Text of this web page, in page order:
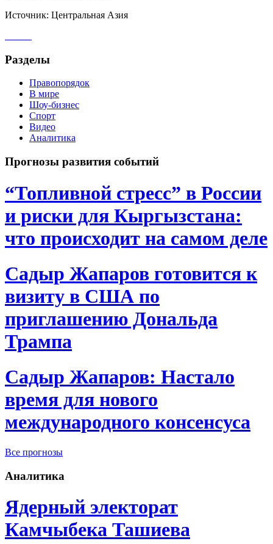
Источник: Центральная Азия
Разделы
Правопорядок
В мире
Шоу-бизнес
Спорт
Видео
Аналитика
Прогнозы развития событий
“Топливной стресс” в России
и риски для Кыргызстана:
что происходит на самом деле
Садыр Жапаров готовится к
визиту в США по
приглашению Дональда
Трампа
Садыр Жапаров: Настало
время для нового
международного консенсуса
Все прогнозы
Аналитика
Ядерный электорат
Камчыбека Ташиева